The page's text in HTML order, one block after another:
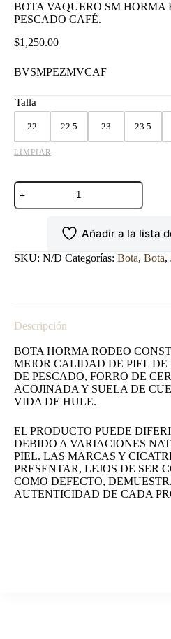
BOTA VAQUERO SM HORMA
PESCADO CAFÉ.
$1,250.00
BVSMPEZMVCAF
Talla
22 22.5 23 23.5
LIMPIAR
BOTA
VAQUERO
SM
PESCADO
Añadir a la lista
SKU: N/D Categorías: Bota, Bota,
Descripción
BOTA HORMA RODEO
MEJOR CALIDAD DE PIEL DE
DE PESCADO, FORRO DE
ACOJINADA Y SUELA DE
VIDA DE HULE.
EL PRODUCTO PUEDE
DEBIDO A VARIACIONES
PIEL. LAS MARCAS Y
PRESENTAR, LEJOS DE SER
COMO DEFECTO,
AUTENTICIDAD DE CADA